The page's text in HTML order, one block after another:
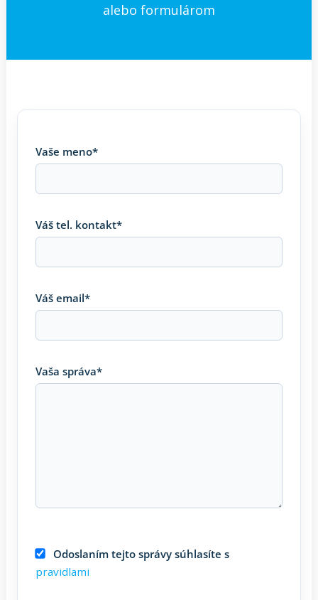
alebo formulárom
Vaše meno*
Váš tel. kontakt*
Váš email*
Vaša správa*
Odoslaním tejto správy súhlasíte s
pravidlami